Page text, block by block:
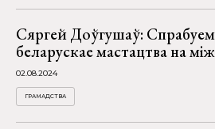
Сяргей Доўгушаў: Спрабуем
беларускае мастацтва на
02.08.2024
ГРАМАДСТВА